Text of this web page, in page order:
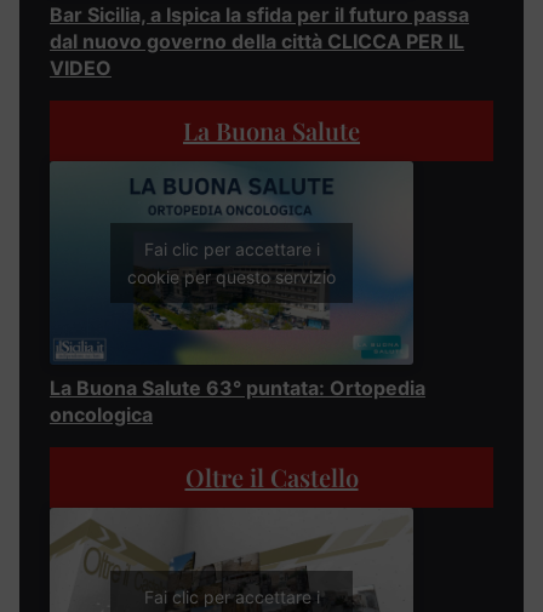
Bar Sicilia, a Ispica la sfida per il futuro passa
dal nuovo governo della città CLICCA PER IL
VIDEO
La Buona Salute
Fai clic per accettare i
cookie per questo servizio
La Buona Salute 63° puntata: Ortopedia
oncologica
Oltre il Castello
Fai clic per accettare i